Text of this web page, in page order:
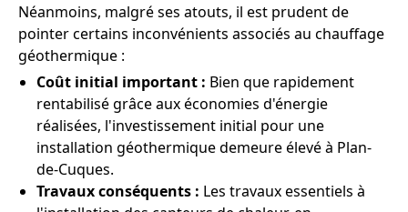
Néanmoins, malgré ses atouts, il est prudent de
pointer certains inconvénients associés au chauffage
géothermique :
Coût initial important : Bien que rapidement
rentabilisé grâce aux économies d'énergie
réalisées, l'investissement initial pour une
installation géothermique demeure élevé à Plan-
de-Cuques.
Travaux conséquents : Les travaux essentiels à